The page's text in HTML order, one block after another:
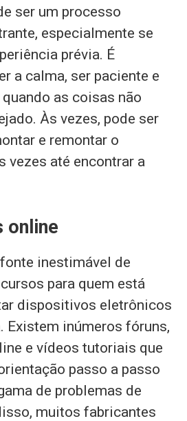
ser um processo
especialmente se
prévia. É
a calma, ser paciente e
as coisas não
Às vezes, pode ser
e remontar o
vezes até encontrar a
online
inestimável de
para quem está
dispositivos eletrônicos
Existem inúmeros fóruns,
e vídeos tutoriais que
passo a passo
de problemas de
muitos fabricantes